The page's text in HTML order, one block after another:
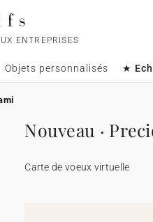
ENTREPRISES
Objets personnalisés ★
Nouveau ·
Carte de voeux virtuelle